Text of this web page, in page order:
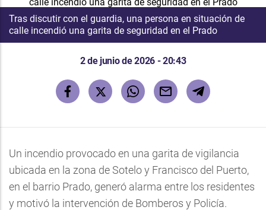
Tras discutir con el guardia, una persona en situación de
calle incendió una garita de seguridad en el Prado
2 de junio de 2026 - 20:43
Un incendio provocado en una garita de vigilancia
ubicada en la zona de Sotelo y Francisco del Puerto,
en el barrio Prado, generó alarma entre los residentes
y motivó la intervención de Bomberos y Policía.